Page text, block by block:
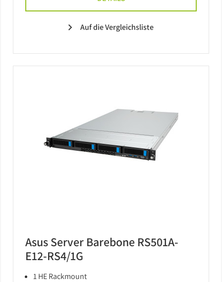
Auf die Vergleichsliste
Asus Server Barebone RS501A-
E12-RS4/1G
1 HE Rackmount